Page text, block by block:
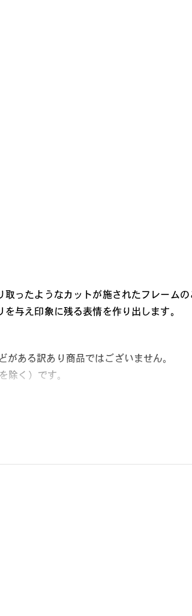
ったようなカットが施されたフレーム
与え印象に残る表情を作り出します。
ある訳あり商品ではございません。
除く）です。